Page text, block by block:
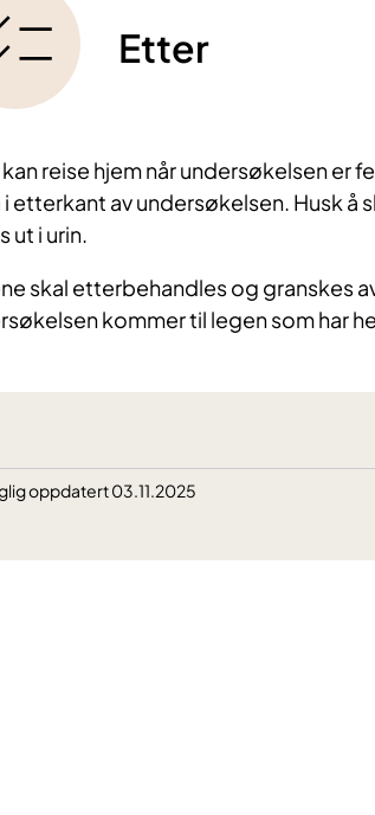
Etter
reise hjem når undersøkelsen er
i etterkant av undersøkelsen. Husk
ut i urin.
skal etterbehandles og granskes
kommer til legen som har
oppdatert 03.11.2025